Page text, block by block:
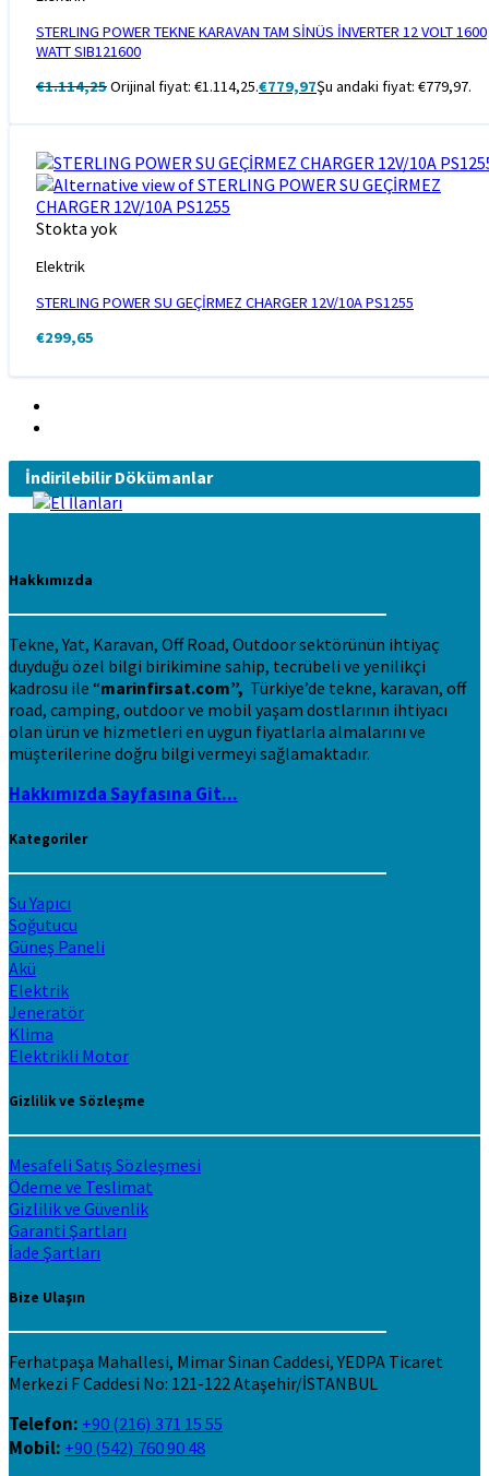
STERLING POWER TEKNE KARAVAN TAM SİNÜS İNVERTER 12 VOLT 1600
WATT SIB121600
€1.114,25Orijinal fiyat: €1.114,25.€779,97Şu andaki fiyat: €779,97.
Stokta yok
Elektrik
STERLING POWER SU GEÇİRMEZ CHARGER 12V/10A PS1255
€299,65
İndirilebilir Dökümanlar
Hakkımızda
Tekne, Yat, Karavan, Off Road, Outdoor sektörünün ihtiyaç
duyduğu özel bilgi birikimine sahip, tecrübeli ve yenilikçi
kadrosu ile “marinfirsat.com”, Türkiye’de tekne, karavan, off
road, camping, outdoor ve mobil yaşam dostlarının ihtiyacı
olan ürün ve hizmetleri en uygun fiyatlarla almalarını ve
müşterilerine doğru bilgi vermeyi sağlamaktadır.
Hakkımızda Sayfasına Git...
Kategoriler
Su Yapıcı
Soğutucu
Güneş Paneli
Akü
Elektrik
Jeneratör
Klima
Elektrikli Motor
Gizlilik ve Sözleşme
Mesafeli Satış Sözleşmesi
Ödeme ve Teslimat
Gizlilik ve Güvenlik
Garanti Şartları
İade Şartları
Bize Ulaşın
Ferhatpaşa Mahallesi, Mimar Sinan Caddesi, YEDPA Ticaret
Merkezi F Caddesi No: 121-122 Ataşehir/İSTANBUL
Telefon: +90 (216) 371 15 55
Mobil: +90 (542) 760 90 48